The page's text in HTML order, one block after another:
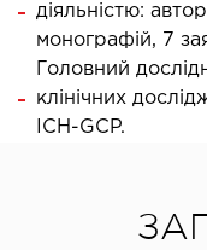
діяльністю:
монографій, 7
Головний
клінічних
ICH-GCP.